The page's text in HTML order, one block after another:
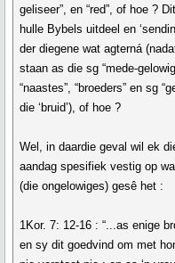
geliseer”, en “red”, of hoe ?
hulle Bybels uitdeel en
der diegene wat agterná
staan as die sg “mede-
“naastes”, “broeders” en sg
die ‘bruid’), of hoe ?
Wel, in daardie geval wil ek
aandag spesifiek vestig op
(die ongelowiges) gesê het :
1Kor. 7: 12-16 : “...as enige
en sy dit goedvind om met